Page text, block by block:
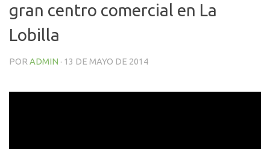
gran centro comercial en La
Lobilla
POR ADMIN · 13 DE MAYO DE 2014